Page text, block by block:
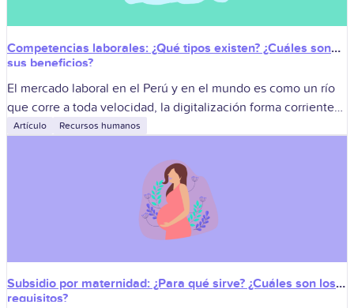
Competencias laborales: ¿Qué tipos existen? ¿Cuáles son
sus beneficios?
El mercado laboral en el Perú y en el mundo es como un río
que corre a toda velocidad, la digitalización forma corrientes
nuevas, los modelos de negocio son lanchas
Artículo Recursos humanos
Subsidio por maternidad: ¿Para qué sirve? ¿Cuáles son los
requisitos?